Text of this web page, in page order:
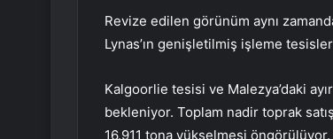
Revize edilen görünüm aynı
Lynas’ın genişletilmiş işleme
Kalgoorlie tesisi ve Malezya’daki
bekleniyor. Toplam nadir toprak
16.911 tona yükselmesi öngörülüyor.